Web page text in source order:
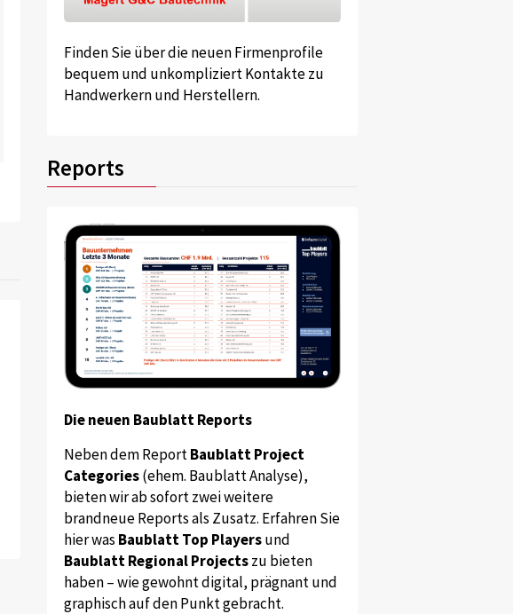
Finden Sie über die neuen Firmenprofile
bequem und unkompliziert Kontakte zu
Handwerkern und Herstellern.
Reports
Die neuen Baublatt Reports
Neben dem ReportBaublatt Project
Categories(ehem. Baublatt Analyse),
bieten wir ab sofort zwei weitere
brandneue Reports als Zusatz. Erfahren Sie
hier was Baublatt Top Playersund
Baublatt Regional Projectszu bieten
haben – wie gewohnt digital, prägnant und
graphisch auf den Punkt gebracht.